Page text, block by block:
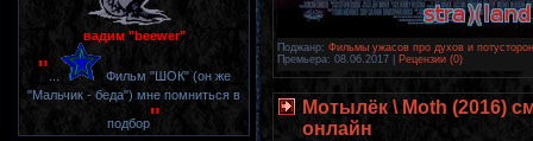
вадим "beewer"
"
Фильм "ШОК" (он же
"Мальчик - беда") мне помниться в
подбор"
Поджанр: Фильмы ужасов про духов и
Премьера: 08.06.2017 Рецензии (0)
Мотылёк \ Moth (2016)
онлайн